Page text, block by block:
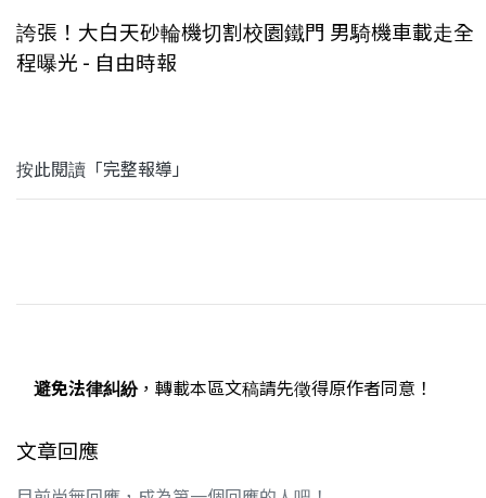
誇張！大白天砂輪機切割校園鐵門 男騎機車載走全
程曝光 - 自由時報
按此閱讀「完整報導」
避免法律糾紛，轉載本區文稿請先徵得原作者同意！
文章回應